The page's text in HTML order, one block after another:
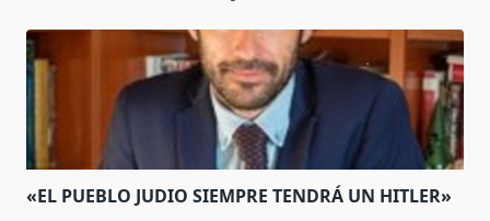
«EL PUEBLO JUDIO SIEMPRE TENDRÁ UN HITLER»